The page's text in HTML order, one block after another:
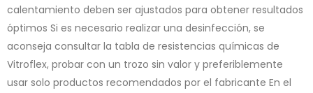
calentamiento deben ser ajustados para obtener resultados
óptimos Si es necesario realizar una desinfección, se
aconseja consultar la tabla de resistencias químicas de
Vitroflex, probar con un trozo sin valor y preferiblemente
usar solo productos recomendados por el fabricante En el